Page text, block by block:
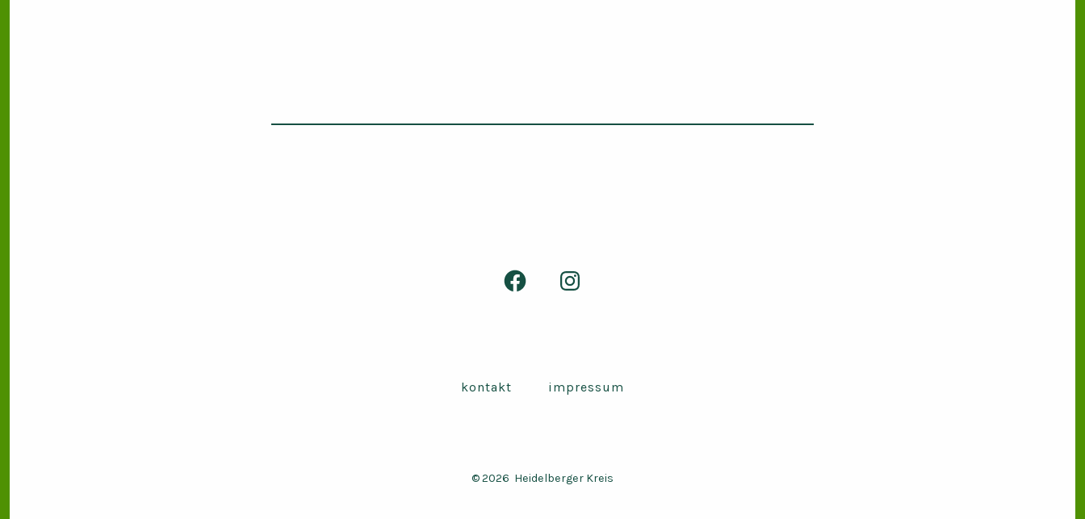
Facebook
öffnen
Instagram
kontakt impressum
© 2026 Heidelberger Kreis